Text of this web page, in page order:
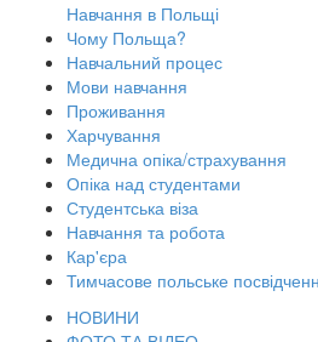
Навчання в Польщі
Чому Польща?
Навчальний процес
Мови навчання
Проживання
Харчування
Медична опіка/страхування
Опіка над студентами
Студентська віза
Навчання та робота
Кар'єра
Тимчасове польське
НОВИНИ